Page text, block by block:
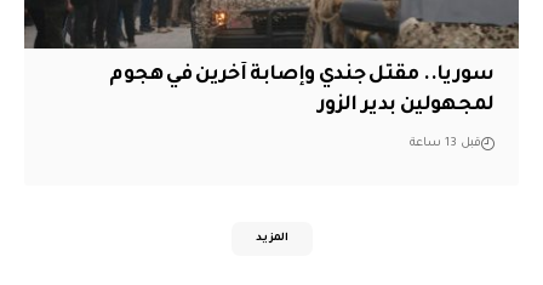
سوريا.. مقتل جندي وإصابة آخرين في هجوم
لمجهولين بدير الزور
قبل 13 ساعة
المزيد